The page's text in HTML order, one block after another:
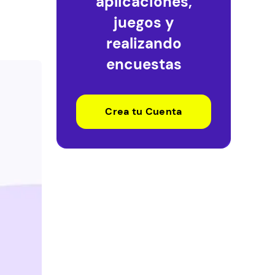
juegos y
realizando
encuestas
Crea tu Cuenta